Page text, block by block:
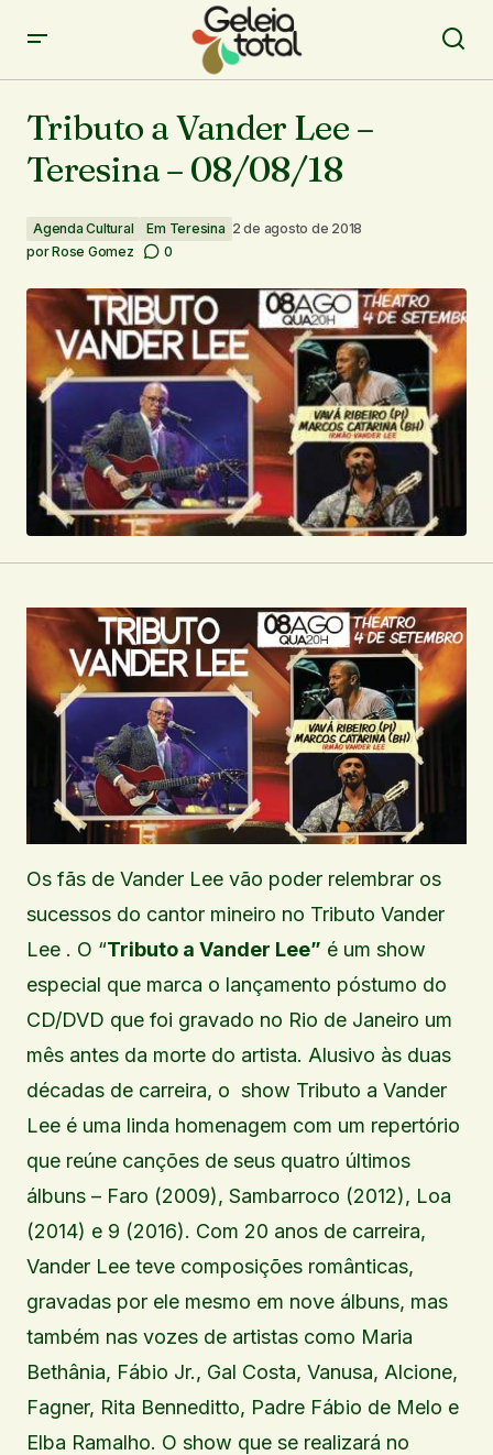
Tributo a Vander Lee –
Teresina – 08/08/18
Agenda Cultural Em Teresina 2 de agosto de 2018
porRose Gomez 0
Os fãs de Vander Lee vão poder relembrar os
sucessos do cantor mineiro no Tributo Vander
Lee . O “Tributo a Vander Lee” é um show
especial que marca o lançamento póstumo do
CD/DVD que foi gravado no Rio de Janeiro um
mês antes da morte do artista. Alusivo às duas
décadas de carreira, o show Tributo a Vander
Lee é uma linda homenagem com um repertório
que reúne canções de seus quatro últimos
álbuns – Faro (2009), Sambarroco (2012), Loa
(2014) e 9 (2016). Com 20 anos de carreira,
Vander Lee teve composições românticas,
gravadas por ele mesmo em nove álbuns, mas
também nas vozes de artistas como Maria
Bethânia, Fábio Jr., Gal Costa, Vanusa, Alcione,
Fagner, Rita Benneditto, Padre Fábio de Melo e
Elba Ramalho. O show que se realizará no